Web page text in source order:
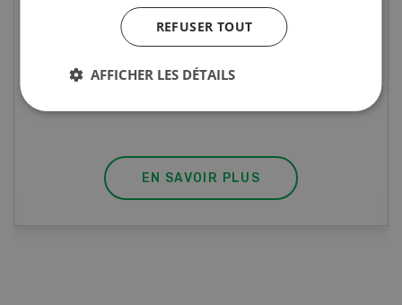
Vous élevez des poissons ou songez à le faire?
Ce cours vous équipe du savoir nécessaire. Si
vous effectuez aussi un stage pratique, votre
diplôme est reconnu officiellement et vous
professionnel.
EN SAVOIR PLUS
REFUSER TOUT
AFFICHER LES DÉTAILS